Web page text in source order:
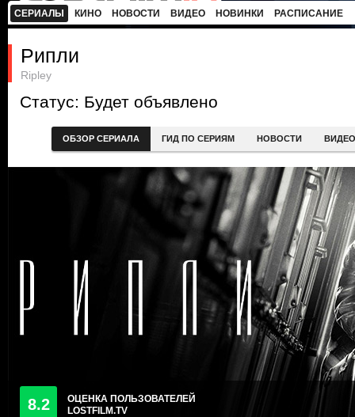
СЕРИАЛЫ КИНО НОВОСТИ ВИДЕО НОВИНКИ РАСПИСАНИЕ
Рипли
Ripley
Статус: Будет объявлено
ОБЗОР СЕРИАЛА ГИД ПО СЕРИЯМ НОВОСТИ ВИДЕО
8.2
ОЦЕНКА ПОЛЬЗОВАТЕЛЕЙ
LOSTFILM.TV